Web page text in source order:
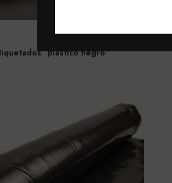
“plástico negro”